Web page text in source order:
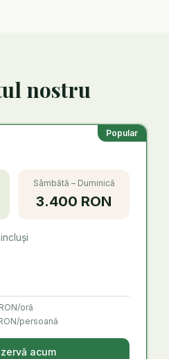
nostru
Popular
Sâmbătă – Duminică
3.400 RON
/oră
persoană
acum